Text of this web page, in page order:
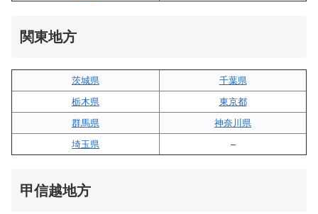
関東地方
茨城県
千葉県
栃木県
東京都
群馬県
神奈川県
埼玉県
–
甲信越地方